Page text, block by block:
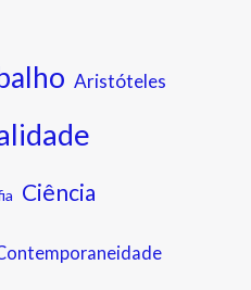
Aristóteles
Ciência